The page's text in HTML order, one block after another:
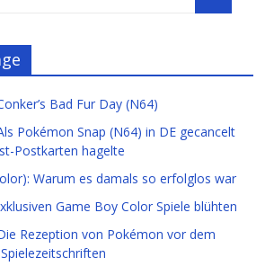
Bad Fur Day (N64)
Pokémon Snap (N64) in DE gecancelt
Postkarten hagelte
Warum es damals so erfolglos war
Game Boy Color Spiele blühten
Rezeption von Pokémon vor dem